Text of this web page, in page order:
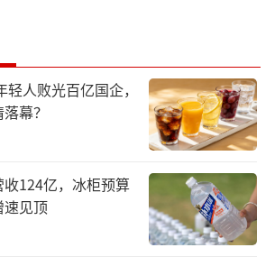
人”的林俊旸被提拔了上来。
年仅32岁的林俊旸现已升至P1
复，“至少已经是P9级别”。截
方没有任何回应，但对其重视
在“蚂蚁527技术开放日”上，
的tittle为阿里通义千问（Qwe
人败光百亿国企，
幕？
124亿，冰柜预算
速见顶